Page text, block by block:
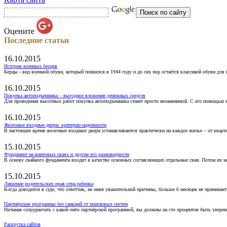
Оцените
Последние статьи
16.10.2015
История военных берцев
Берцы - вид военной обуви, который появился в 1944 году и до сих пор остаётся классикой обуви
16.10.2015
Покупка автоподъемника – выгодное вложение денежных средств
Для проведения высотных работ покупка автоподъемника станет просто незаменимой. С его
16.10.2015
Железные входные двери: критерии надежности
В настоящее время железные входные двери устанавливаются практически на каждое жилье – от
15.10.2015
Фундамент на винтовых сваях и другие его разновидности
В основу свайного фундамента входят в качестве основных составляющих отдельные сваи. Потом их
15.10.2015
Лишение родительских прав отца ребенка
Когда доводится в суде, что ответчик, не имея уважительной причины, больше 6 месяцев не
Партнёрские программы без санкций от поисковых систем
Начиная сотрудничать с какой-либо партнёрской программой, вы должны на сто процентов быть
Раскрутка сайтов